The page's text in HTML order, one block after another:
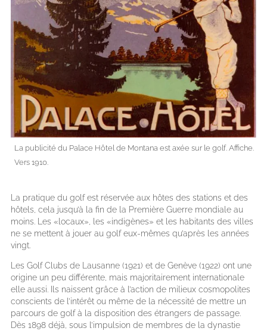
La publicité du Palace Hôtel de Montana est axée sur le golf. Affiche.
Vers 1910.
La pratique du golf est réservée aux hôtes des stations et des
hôtels, cela jusqu’à la fin de la Première Guerre mondiale au
moins. Les «locaux», les «indigènes» et les habitants des villes
ne se mettent à jouer au golf eux-mêmes qu’après les années
vingt.
Les Golf Clubs de Lausanne (1921) et de Genève (1922) ont une
origine un peu différente, mais majoritairement internationale
elle aussi. Ils naissent grâce à l’action de milieux cosmopolites
conscients de l’intérêt ou même de la nécessité de mettre un
parcours de golf à la disposition des étrangers de passage.
Dès 1898 déjà, sous l’impulsion de membres de la dynastie